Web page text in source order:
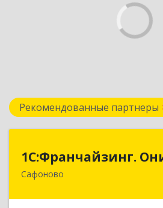
Рекомендованные партнеры
1С:Франчайзинг.
Сафоново215500, Смоленская